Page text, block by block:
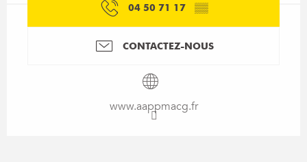
04 50 71 17 ▒▒
CONTACTEZ-NOUS
www.aappmacg.fr